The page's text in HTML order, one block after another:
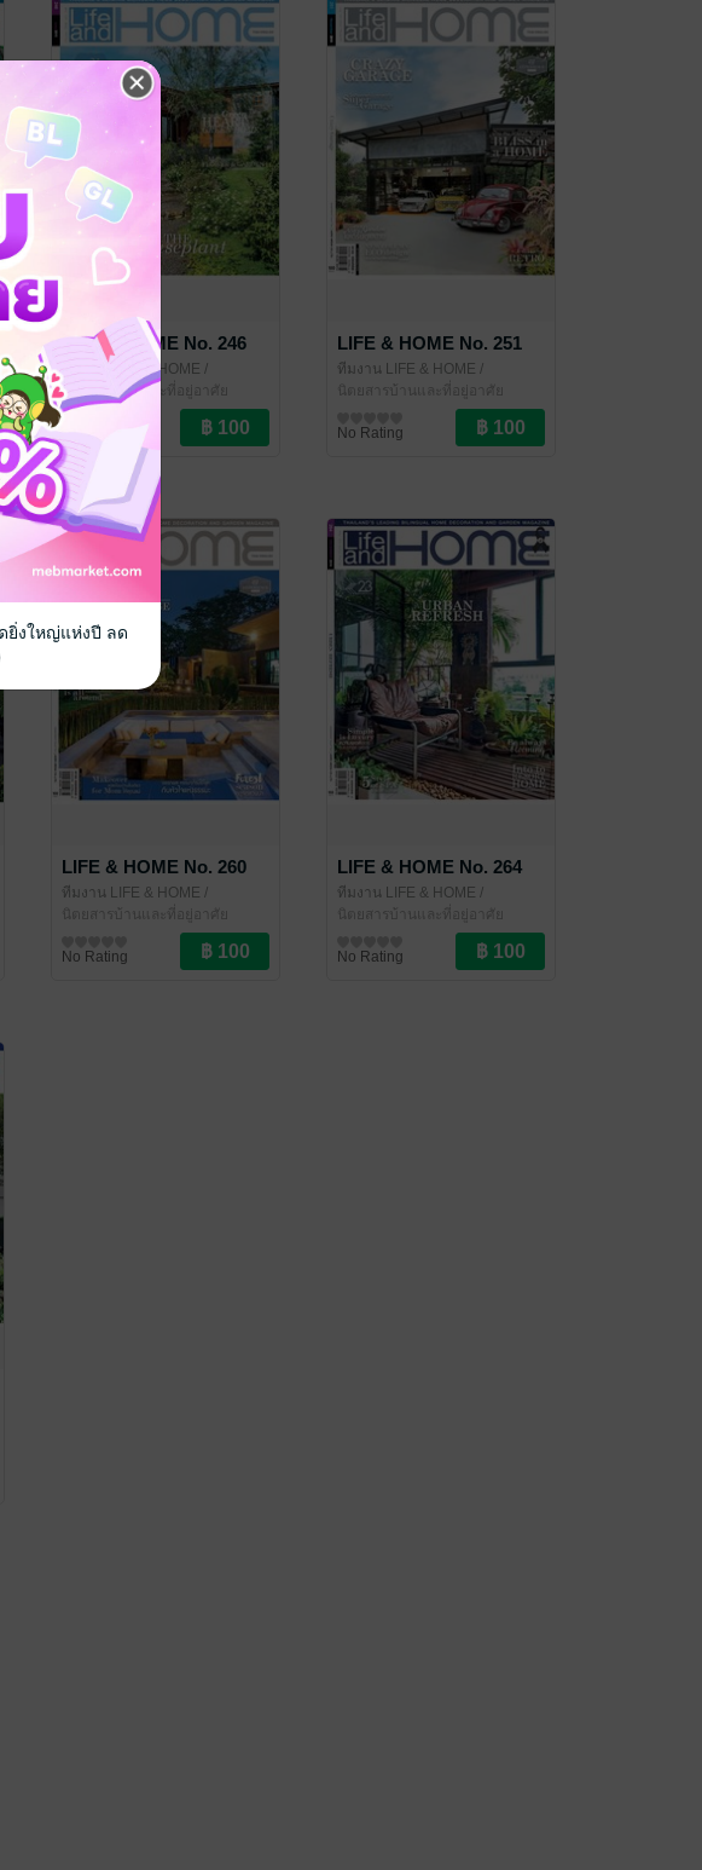
LIFE & HOME No. 246
ทีมงาน LIFE & HOME /
LIFE&HOME
นิตยสารบ้านและที่อยู่อาศัย
No Rating
LIFE & HOME No. 251
ทีมงาน LIFE & HOME /
LIFE&HOME
นิตยสารบ้านและที่อยู่อาศัย
No Rating
LIFE & HOME No. 260
ทีมงาน LIFE & HOME /
LIFE&HOME
นิตยสารบ้านและที่อยู่อาศัย
No Rating
LIFE & HOME No. 264
ทีมงาน LIFE & HOME /
LIFE&HOME
นิตยสารบ้านและที่อยู่อาศัย
No Rating
ยิ่งใหญ่แห่งปี ลด